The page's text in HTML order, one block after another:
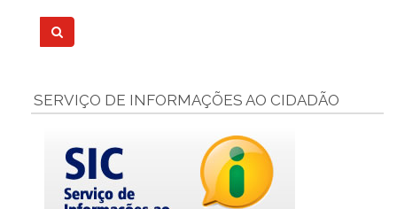
SERVIÇO DE INFORMAÇÕES AO CIDADÃO